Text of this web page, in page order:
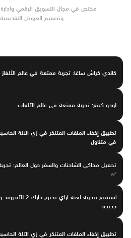
مختص في مجال التسويق الرقمي وادارة
وتصميم العروض التقديمية
كاندي كراش ساغا: تجربة ممتعة في عالم الألغاز
لودو كينغ: تجربة ممتعة في عالم الألعاب
تطبيق إخفاء الملفات المتنكر في زي الآلة
في متناول
تحميل محاكي الشاحنات والسفر حول العالم:
✅
استمتع بتجربة لعبة
جديدة
تطبيق إخفاء الملفات المتنكر في زي الآلة